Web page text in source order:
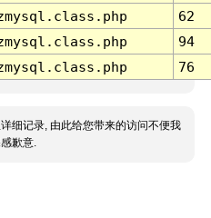
62
94
76
细记录, 由此给您带来的访问不便我
歉意.